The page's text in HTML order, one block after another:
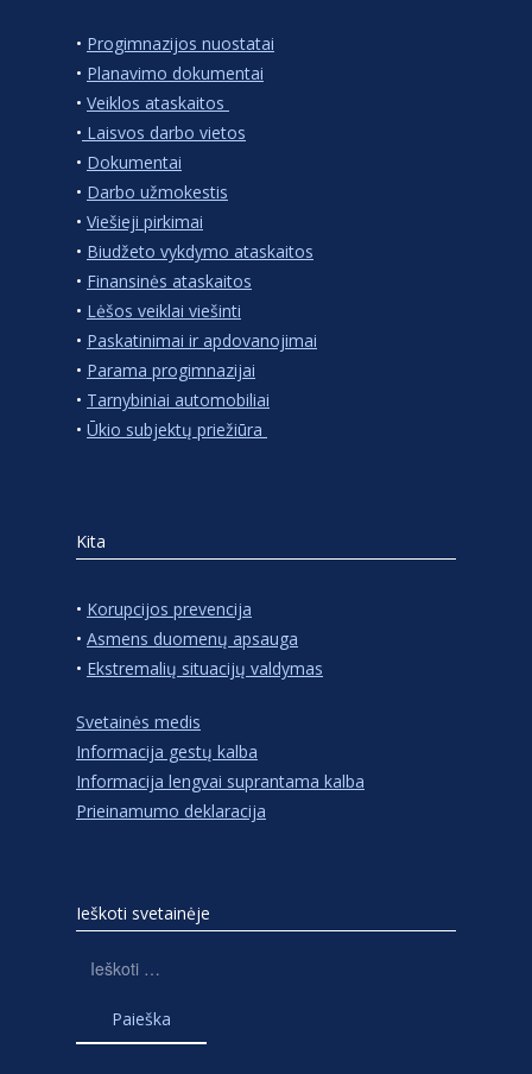
• Progimnazijos nuostatai
• Planavimo dokumentai
• Veiklos ataskaitos
• Laisvos darbo vietos
• Dokumentai
• Darbo užmokestis
• Viešieji pirkimai
• Biudžeto vykdymo ataskaitos
• Finansinės ataskaitos
• Lėšos veiklai viešinti
• Paskatinimai ir apdovanojimai
• Parama progimnazijai
• Tarnybiniai automobiliai
• Ūkio subjektų priežiūra
Kita
• Korupcijos prevencija
• Asmens duomenų apsauga
• Ekstremalių situacijų valdymas
Svetainės medis
Informacija gestų kalba
Informacija lengvai suprantama kalba
Prieinamumo deklaracija
Ieškoti svetainėje